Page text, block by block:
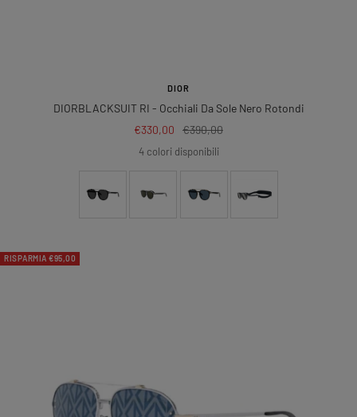
DIOR
DIORBLACKSUIT RI - Occhiali Da Sole Nero Rotondi
Prezzo
di
€330,00
Prezzo
regolare
€390,00
4 colori disponibili
RISPARMIA €95,00